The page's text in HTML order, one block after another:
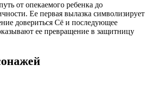
от опекаемого ребенка до
Ее первая вылазка символизирует
довериться Сё и последующее
ее превращение в защитницу